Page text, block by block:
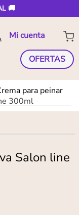
🚚
OFERTAS
para peinar
300ml
Salon line